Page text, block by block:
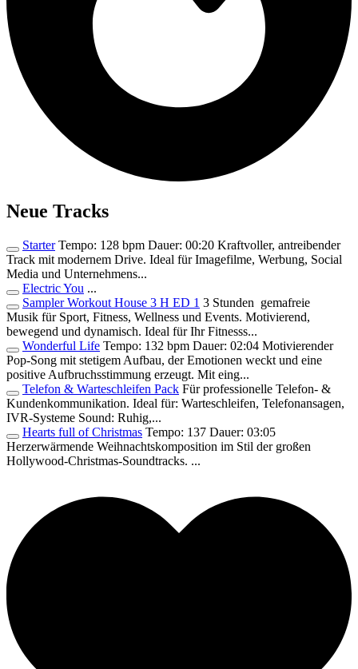
Neue Tracks
Starter Tempo: 128 bpm Dauer: 00:20 Kraftvoller, antreibender
Track mit modernem Drive. Ideal für Imagefilme, Werbung, Social
Media und Unternehmens...
Electric You ...
Sampler Workout House 3 H ED 1 3 Stunden gemafreie
Musik für Sport, Fitness, Wellness und Events. Motivierend,
bewegend und dynamisch. Ideal für Ihr Fitnesss...
Wonderful Life Tempo: 132 bpm Dauer: 02:04 Motivierender
Pop-Song mit stetigem Aufbau, der Emotionen weckt und eine
positive Aufbruchsstimmung erzeugt. Mit eing...
Telefon & Warteschleifen Pack Für professionelle Telefon- &
Kundenkommunikation. Ideal für: Warteschleifen, Telefonansagen,
IVR-Systeme Sound: Ruhig,...
Hearts full of Christmas Tempo: 137 Dauer: 03:05
Herzerwärmende Weihnachtskomposition im Stil der großen
Hollywood-Christmas-Soundtracks. ...